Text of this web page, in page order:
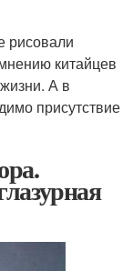
рисовали
китайцев
А в
присутствие